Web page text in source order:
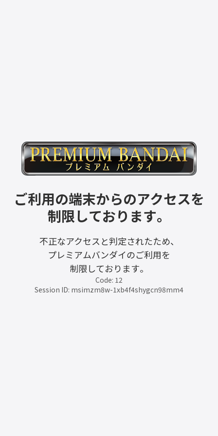
ご利用の端末からのアクセスを
制限しております。
不正なアクセスと判定されたため、
プレミアムバンダイのご利用を
制限しております。
Code: 12
Session ID: msimzm8w-1xb4f4shygcn98mm4